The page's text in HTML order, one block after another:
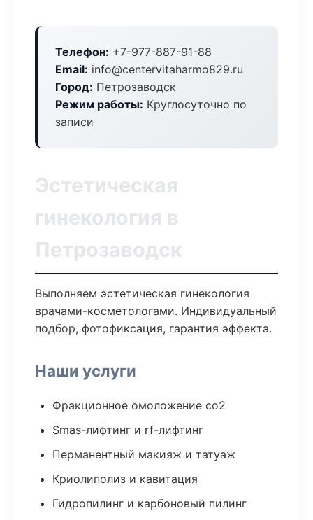
Телефон: +7-977-887-91-88
Email: info@centervitaharmo829.ru
Город: Петрозаводск
Режим работы: Круглосуточно по
записи
Эстетическая
гинекология в
Петрозаводск
Выполняем эстетическая гинекология
врачами-косметологами. Индивидуальный
подбор, фотофиксация, гарантия эффекта.
Наши услуги
Фракционное омоложение co2
Smas-лифтинг и rf-лифтинг
Перманентный макияж и татуаж
Криолиполиз и кавитация
Гидропилинг и карбоновый пилинг